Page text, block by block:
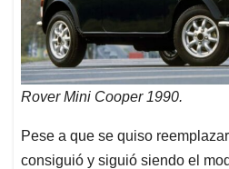
Rover Mini Cooper 1990.
Pese a que se quiso
consiguió y siguió siendo el